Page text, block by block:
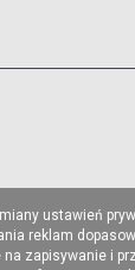
ustawień
reklam
zapisywanie i